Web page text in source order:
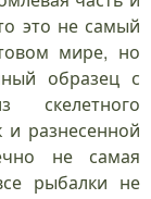
это не самый
мире, но
образец с
скелетного
и разнесенной
не самая
рыбалки не